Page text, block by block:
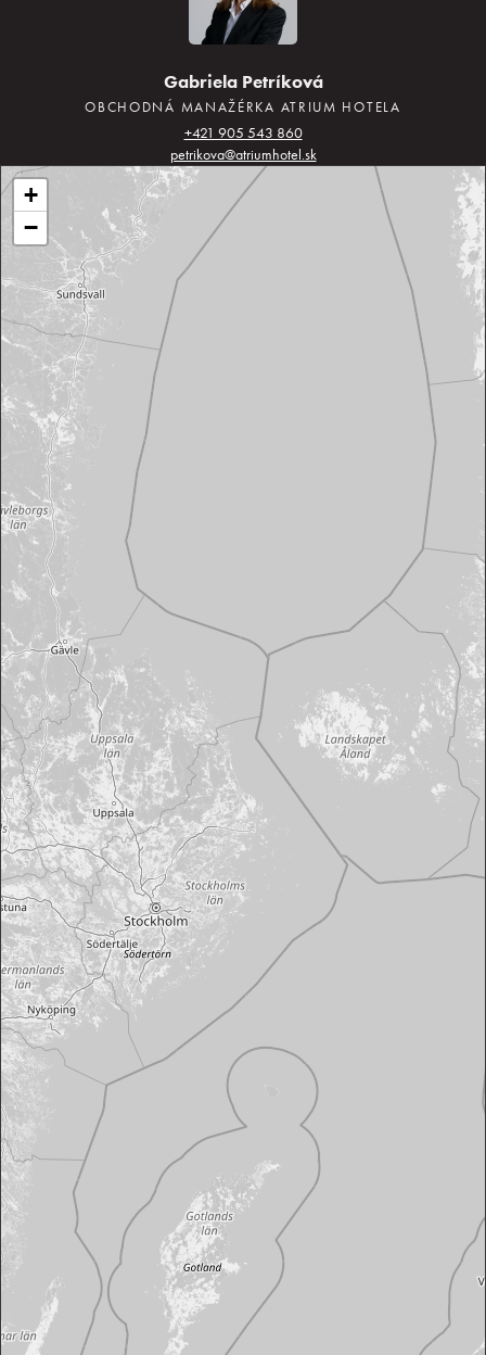
Gabriela Petríková
OBCHODNÁ MANAŽÉRKA ATRIUM HOTELA
+421 905 543 860
petrikova@atriumhotel.sk
+
−